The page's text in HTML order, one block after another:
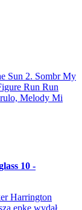
Sun 2. Sombr My
Run Run
Melody Mi
10 -
Harrington